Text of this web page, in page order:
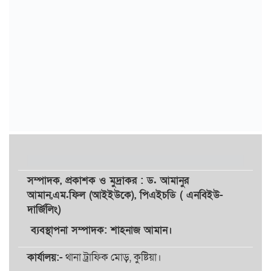
সম্পাদক, প্রকাশকওমুদ্রাকর: ড. আমানুর
আমান,এম.ফিল (আইইউকে), পিএইচডি ( এনবিইউ-
দার্জিলিং)
ব্যবস্থাপনা সম্পাদক: শাহনাজ আমান।
কার্যালয়:-থানা ট্রাফিক মোড়, কুষ্টিয়া।